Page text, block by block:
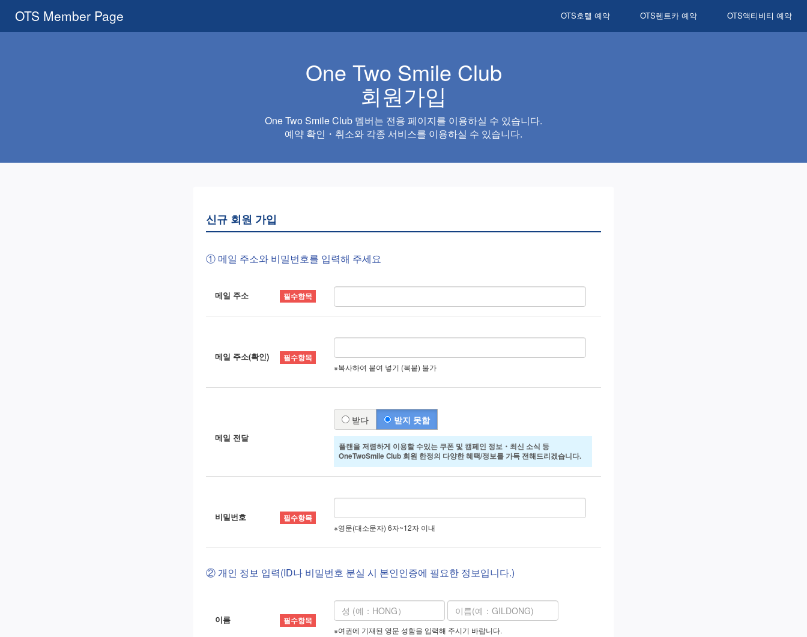
OTS Member Page OTS액티비티 예약
OTS렌트카 예약
OTS호텔 예약
One Two Smile Club
회원가입
One Two Smile Club 멤버는 전용 페이지를 이용하실 수 있습니다.
예약 확인・취소와 각종 서비스를 이용하실 수 있습니다.
신규 회원 가입
① 메일 주소와 비밀번호를 입력해 주세요
메일 주소
메일 주소(확인)
※복사하여 붙여 넣기 (복붙) 불가
메일 전달
받다 받지 못함
플랜을 저렴하게 이용할 수있는 쿠폰 및 캠페인 정보・최신 소식 등
OneTwoSmile Club 회원 한정의 다양한 혜택/정보를 가득 전해드리겠습니다.
비밀번호
※영문(대소문자) 6자~12자 이내
② 개인 정보 입력(ID나 비밀번호 분실 시 본인인증에 필요한 정보입니다.)
이름
※여권에 기재된 영문 성함을 입력해 주시기 바랍니다.